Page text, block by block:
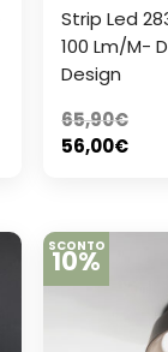
Strip Led
100 Lm/M-
Design
65,90€
56,00€
SCONTO
10%